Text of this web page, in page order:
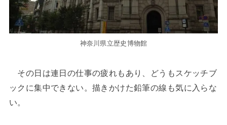
神奈川県立歴史博物館
その日は連日の仕事の疲れもあり、どうもスケッチブ
ックに集中できない。描きかけた鉛筆の線も気に入らな
い。